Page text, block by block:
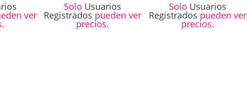
ver
Solo Usuarios
Registrados pueden ver
precios.
Solo Usuarios
Registrados pueden ver
precios.